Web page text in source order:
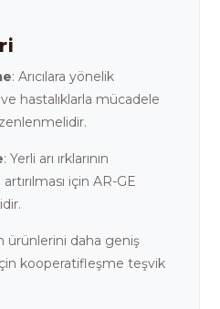
: Arıcılara yönelik
hastalıklarla mücadele
: Yerli arı ırklarının
için AR-GE
ürünlerini daha geniş
kooperatifleşme teşvik